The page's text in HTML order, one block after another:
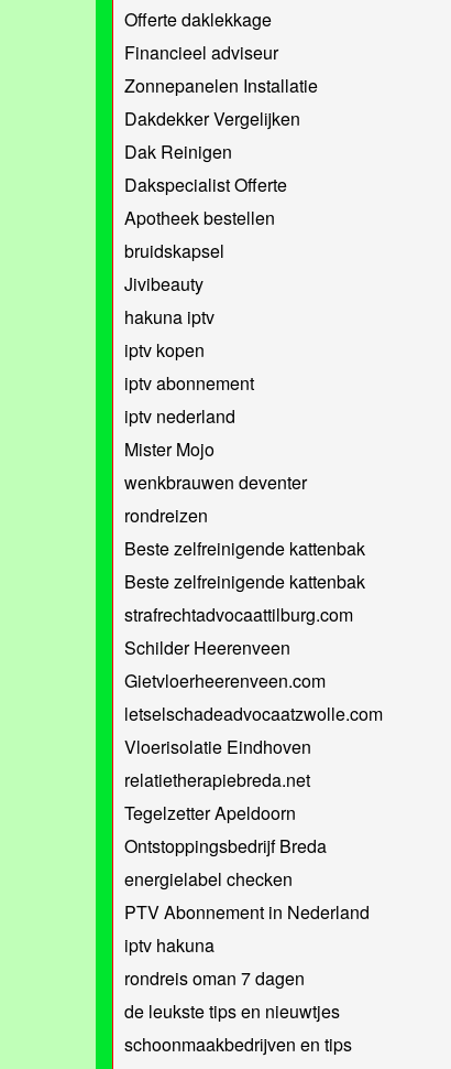
Offerte daklekkage
Financieel adviseur
Zonnepanelen Installatie
Dakdekker Vergelijken
Dak Reinigen
Dakspecialist Offerte
Apotheek bestellen
bruidskapsel
Jivibeauty
hakuna iptv
iptv kopen
iptv abonnement
iptv nederland
Mister Mojo
wenkbrauwen deventer
rondreizen
Beste zelfreinigende kattenbak
Beste zelfreinigende kattenbak
strafrechtadvocaattilburg.com
Schilder Heerenveen
Gietvloerheerenveen.com
letselschadeadvocaatzwolle.com
Vloerisolatie Eindhoven
relatietherapiebreda.net
Tegelzetter Apeldoorn
Ontstoppingsbedrijf Breda
energielabel checken
PTV Abonnement in Nederland
iptv hakuna
rondreis oman 7 dagen
de leukste tips en nieuwtjes
schoonmaakbedrijven en tips